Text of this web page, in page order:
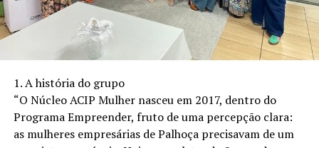
das redes sociais da Gender Mattersclicando aqui.
Para saber mais,
https://www.instagram.com/gendermatters.pt/
Sobre a Gender Matters
comprometida com a promoção da igualdade de género
em Portugal, através de iniciativas educativas, de
sensibilização e de advocacia.
1. A história do grupo
“O Núcleo ACIP Mulher nasceu em 2017, dentro do
Programa Empreender, fruto de uma percepção clara:
as mulheres empresárias de Palhoça precisavam de um